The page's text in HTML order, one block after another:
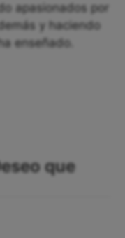
apasionados por
y haciendo
enseñado.
que